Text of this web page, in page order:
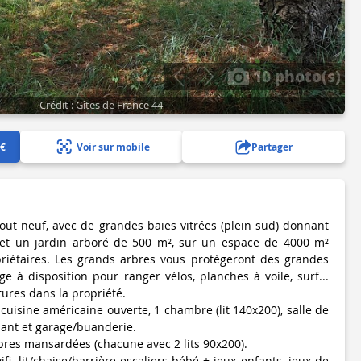
10 photo(s)
Crédit : Gîtes de France 44
Voir sur mobile Partager
neuf, avec de grandes baies vitrées (plein sud) donnant
un jardin arboré de 500 m², sur un espace de 4000 m²
Les grands arbres vous protègeront des grandes
à disposition pour ranger vélos, planches à voile, surf...
dans la propriété.
américaine ouverte, 1 chambre (lit 140x200), salle de
et garage/buanderie.
mansardées (chacune avec 2 lits 90x200).